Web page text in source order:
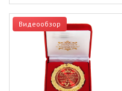
Видеообзор